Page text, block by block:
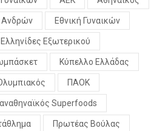
Ανδρών Εθνική Γυναικών
Ελληνίδες Εξωτερικού
Κύπελλο Ελλάδας
ΠΑΟΚ
Superfoods
Πρωτέας Βούλας